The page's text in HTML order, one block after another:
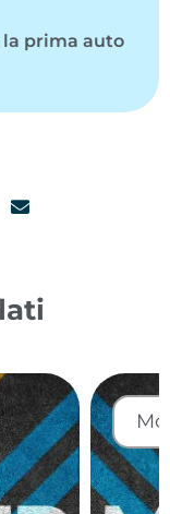
la prima auto